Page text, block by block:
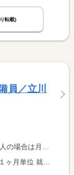
転載)
員／立川
間額を表示しています。
変形労働時間制 変形労働時間制の単位 １ヶ月単位 就業時間１ 8時00分〜17時00分 就業時間２ 20時00分〜5時00分 就業時間に関する特記事項 （１）（２）選択できます <BR> ※（１）（２）混在の勤務もご希望があれば対応いたします